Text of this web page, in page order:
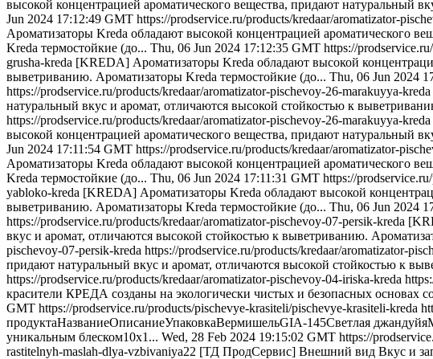
высокой концентрацией ароматического вещества, придают натуральный
Jun 2024 17:12:49 GMT https://prodservice.ru/products/kredaar/aromatizator-
Ароматизаторы Kreda обладают высокой концентрацией ароматического
Kreda термостойкие (до... Thu, 06 Jun 2024 17:12:35 GMT https://
grusha-kreda [KREDA] Ароматизаторы Kreda обладают высокой
выветриванию. Ароматизаторы Kreda термостойкие (до... Thu, 06 Jun 2024
https://prodservice.ru/products/kredaar/aromatizator-pischevoy-26-marakuyya-kreda
натуральный вкус и аромат, отличаются высокой стойкостью к
https://prodservice.ru/products/kredaar/aromatizator-pischevoy-26-marakuyya-kreda
высокой концентрацией ароматического вещества, придают натуральный
Jun 2024 17:11:54 GMT https://prodservice.ru/products/kredaar/aromatizator-
Ароматизаторы Kreda обладают высокой концентрацией ароматического
Kreda термостойкие (до... Thu, 06 Jun 2024 17:11:31 GMT https://
yabloko-kreda [KREDA] Ароматизаторы Kreda обладают высокой
выветриванию. Ароматизаторы Kreda термостойкие (до... Thu, 06 Jun 2024
https://prodservice.ru/products/kredaar/aromatizator-pischevoy-07-persik-kreda
вкус и аромат, отличаются высокой стойкостью к выветриванию.
pischevoy-07-persik-kreda https://prodservice.ru/products/kredaar/aromatizator-
придают натуральный вкус и аромат, отличаются высокой стойкостью к
https://prodservice.ru/products/kredaar/aromatizator-pischevoy-04-iriska-kreda
красители КРЕДА созданы на экологически чистых и безопасных основах
GMT https://prodservice.ru/products/pischevye-krasiteli/pischevye-krasiteli-kreda
продуктаНазваниеОписаниеУпаковкаВермишельGIA-145Светлая
уникальным блеском10x1... Wed, 28 Feb 2024 19:15:02 GMT https://
rastitelnyh-maslah-dlya-vzbivaniya22 [ТД ПродСервис] Внешний вид Вкус и